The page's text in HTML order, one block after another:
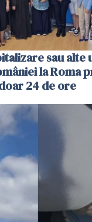
sau alte
la Roma
24 de ore